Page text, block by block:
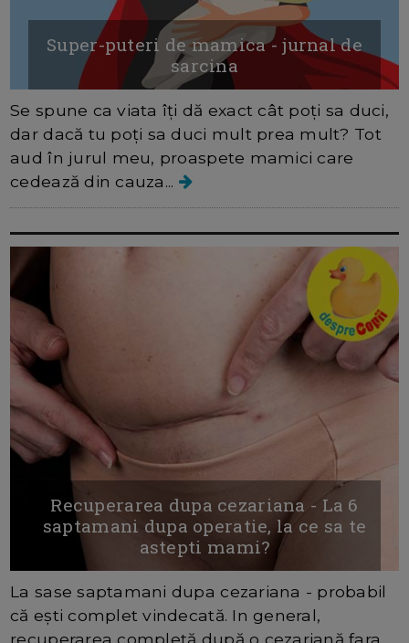
Super-puteri de mamica - jurnal de
sarcina
Se spune ca viata îți dă exact cât poți sa duci,
dar dacă tu poți sa duci mult prea mult? Tot
aud în jurul meu, proaspete mamici care
cedează din cauza...
Recuperarea dupa cezariana - La 6
saptamani dupa operatie, la ce sa te
astepti mami?
La sase saptamani dupa cezariana - probabil
că ești complet vindecată. In general,
recuperarea completă după o cezariană fara